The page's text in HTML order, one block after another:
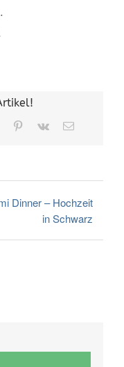
Tumblr Pinterest
Vk
E-
Dinner – Hochzeit
in Schwarz